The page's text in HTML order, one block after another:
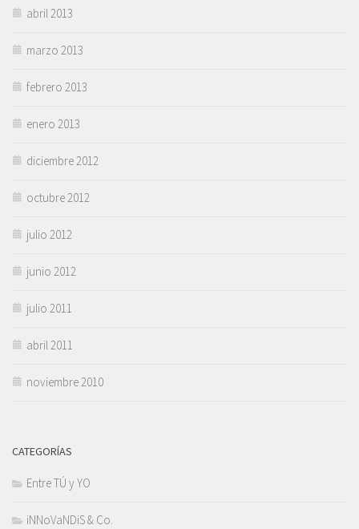
abril 2013
marzo 2013
febrero 2013
enero 2013
diciembre 2012
octubre 2012
julio 2012
junio 2012
julio 2011
abril 2011
noviembre 2010
CATEGORÍAS
Entre TÚ y YO
iNNoVaNDiS & Co.